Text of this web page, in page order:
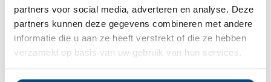
partners voor social media, adverteren en analyse. Deze
partners kunnen deze gegevens combineren met andere
informatie die u aan ze heeft verstrekt of die ze hebben
verzameld op basis van uw gebruik van hun services.
Gratis Selectierapport
Anderen bekeken ook: